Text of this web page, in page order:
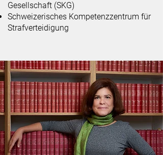
Gesellschaft (SKG)
Schweizerisches Kompetenzzentrum für
Strafverteidigung